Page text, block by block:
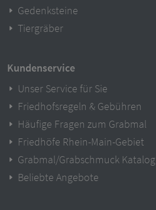
Gedenksteine
Tiergräber
Kundenservice
Unser Service für Sie
Friedhofsregeln & Gebühren
Häufige Fragen zum Grabmal
Friedhöfe Rhein-Main-Gebiet
Grabmal/Grabschmuck Katalog
Beliebte Angebote